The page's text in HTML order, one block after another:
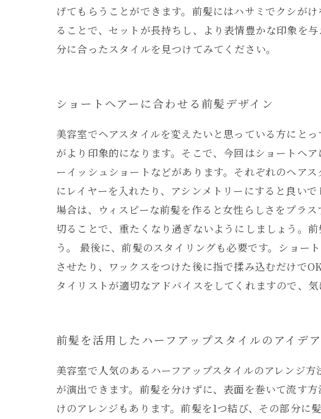
げてもらうことができます。前髪にはハサミでクシが
ることで、セットが長持ちし、より表情豊かな印象を
分に合ったスタイルを見つけてみてください。
ショートヘアーに合わせる前髪デザイン
美容室でヘアスタイルを変えたいと思っている方にと
がより印象的になります。そこで、今回はショートヘ
ーイッシュショートなどがあります。それぞれのヘア
にレイヤーを入れたり、アシンメトリーにすると良い
場合は、ウィスピーな前髪を作ると女性らしさをプラ
切ることで、重たくなり過ぎないようにしましょう。
う。 最後に、前髪のスタイリングも必要です。ショー
させたり、ワックスをつけた後に指で揉み込むだけで
タイリストが適切なアドバイスをしてくれますので、
前髪を活用したハーフアップスタイルのアイデア
美容室で人気のあるハーフアップスタイルのアレンジ
が演出できます。前髪を分けずに、表面を巻いて流す
けのアレンジもあります。前髪を1つ結び、その部分